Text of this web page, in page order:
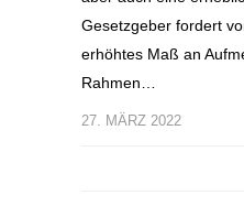
Gesetzgeber fordert
erhöhtes Maß an
Rahmen…
27. MÄRZ 2022